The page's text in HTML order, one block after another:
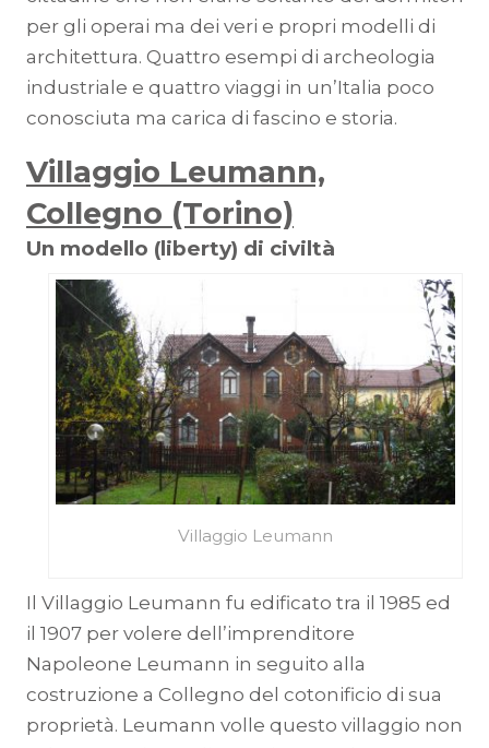
per gli operai ma dei veri e propri modelli di
architettura. Quattro esempi di archeologia
industriale e quattro viaggi in un’Italia poco
conosciuta ma carica di fascino e storia.
Villaggio Leumann,
Collegno (Torino)
Un modello (liberty) di civiltà
Villaggio Leumann
Il Villaggio Leumann fu edificato tra il 1985 ed
il 1907 per volere dell’imprenditore
Napoleone Leumann in seguito alla
costruzione a Collegno del cotonificio di sua
proprietà. Leumann volle questo villaggio non